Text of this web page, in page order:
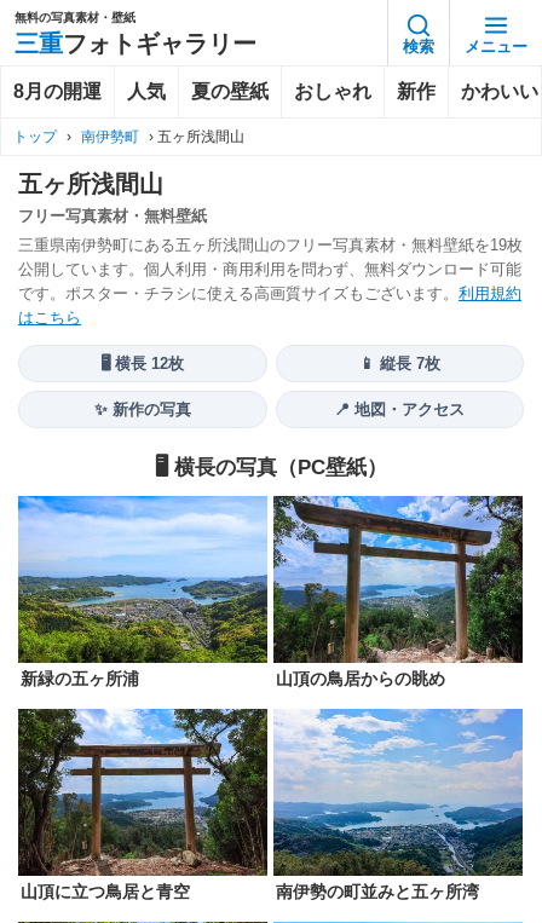
無料の写真素材・壁紙
三重フォトギャラリー 検索 メニュー
8月の開運 人気 夏の壁紙 おしゃれ 新作 かわいい
トップ › 南伊勢町 › 五ヶ所浅間山
五ヶ所浅間山
フリー写真素材・無料壁紙
三重県南伊勢町にある五ヶ所浅間山のフリー写真素材・無料壁紙を19枚
公開しています。個人利用・商用利用を問わず、無料ダウンロード可能
です。ポスター・チラシに使える高画質サイズもございます。 利用規約
はこちら
🖥️ 横長 12枚 📱 縦長 7枚
✨ 新作の写真 📍 地図・アクセス
🖥️ 横長の写真（PC壁紙）
新緑の五ヶ所浦 山頂の鳥居からの眺め
山頂に立つ鳥居と青空 南伊勢の町並みと五ヶ所湾